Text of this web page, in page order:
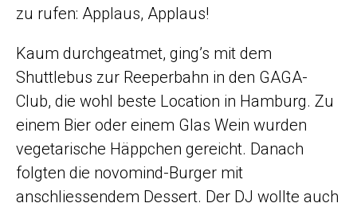
zu rufen: Applaus, Applaus!
Kaum durchgeatmet, ging’s mit dem
Shuttlebus zur Reeperbahn in den GAGA-
Club, die wohl beste Location in Hamburg. Zu
einem Bier oder einem Glas Wein wurden
vegetarische Häppchen gereicht. Danach
folgten die novomind-Burger mit
anschliessendem Dessert. Der DJ wollte auch